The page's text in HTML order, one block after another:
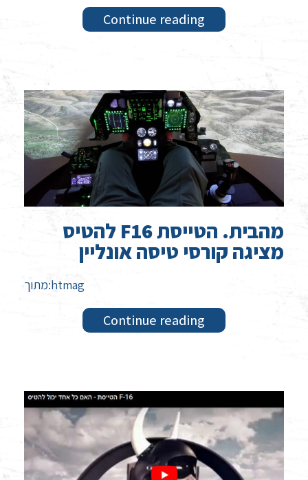
Continue reading
להטיס F16 מהבית. הטייסת
מציגה קורסי טיסה אונליין
מתוך:htmag
Continue reading